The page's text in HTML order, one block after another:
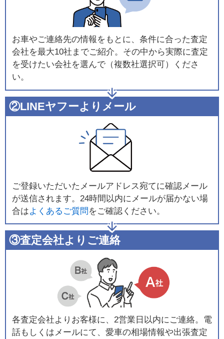
お車やご連絡先の情報をもとに、条件に合った査定
会社を最大10社までご紹介。その中から実際に査定
を受けたい会社を選んで（複数社選択可）くださ
い。
②LINEヤフーよりメール
ご登録いただいたメールアドレス宛てに確認メール
が送信されます。24時間以内にメールが届かない場
合はよくあるご質問 をご確認ください。
③査定会社よりご連絡
各査定会社よりお客様に、2営業日以内にご連絡。電
話もしくはメールにて、愛車の相場情報や出張査定